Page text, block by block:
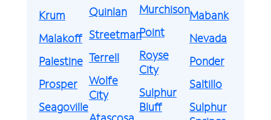
Krum
Malakoff
Palestine
Prosper
Seagoville
Quinlan
Streetman
Terrell
Wolfe
City
Murchison
Point
Royse
City
Sulphur
Bluff
Mabank
Nevada
Ponder
Saltillo
Sulphur